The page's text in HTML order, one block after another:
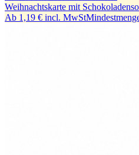
Weihnachtskarte mit
Ab 1,19 € incl. MwSt